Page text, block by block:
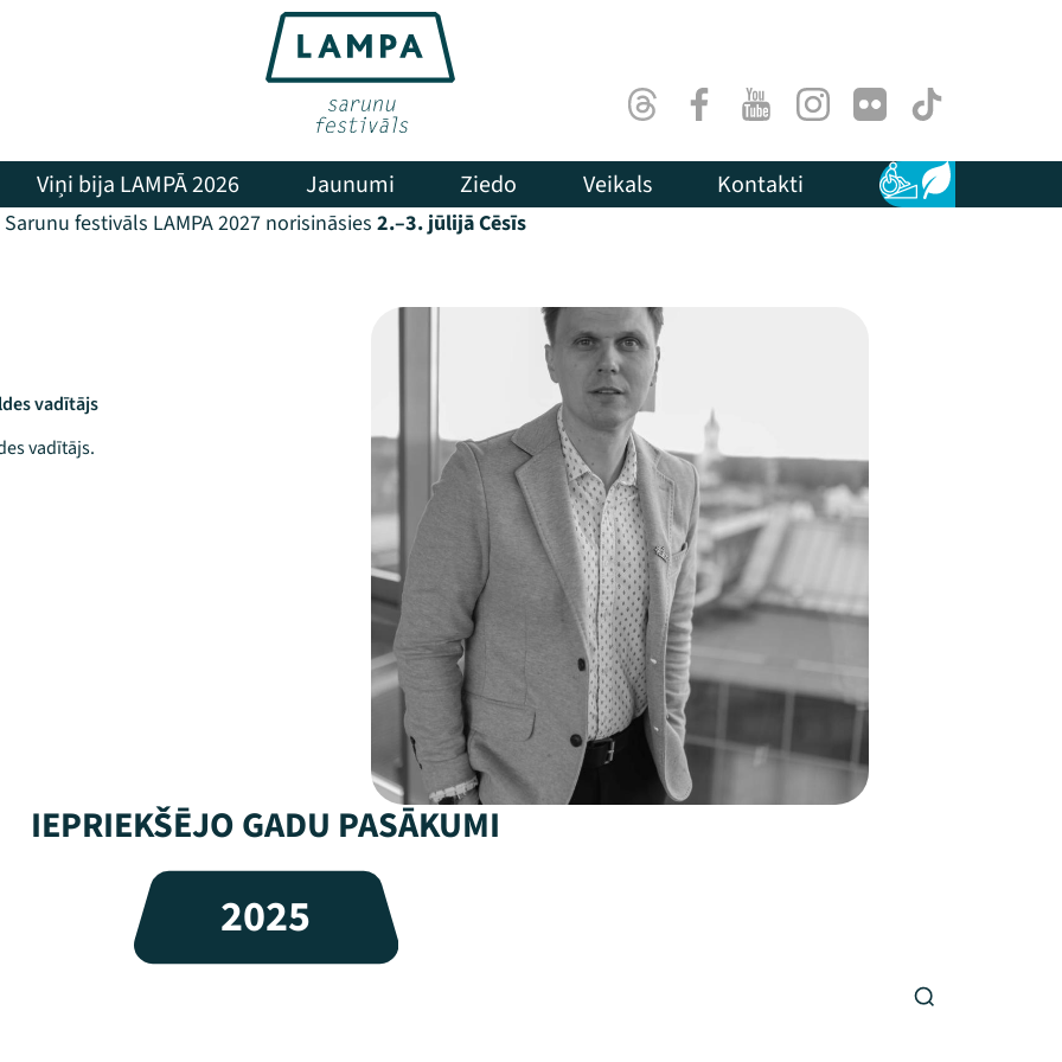
ThreadsFacebookYoutubeInstagram
Flick TikTok
Viņi bija LAMPĀ 2026 Jaunumi Ziedo Veikals Kontakti Pieejamība
Ilgtspēja
Sarunu festivāls LAMPA 2027 norisināsies 2.–3. jūlijā Cēsīs
vadītājs
vadītājs.
IEPRIEKŠĒJO GADU PASĀKUMI
2025